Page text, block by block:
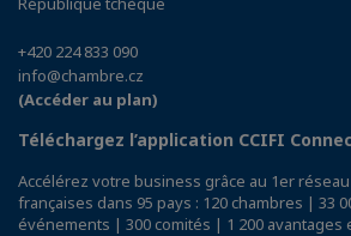
+420 224 833 090
info@chambre.cz
(Accéder au plan)
Téléchargez l’application CCIFI
Accélérez votre business grâce au 1er
françaises dans 95 pays : 120 chambres | 33
événements | 300 comités | 1 200 avantages